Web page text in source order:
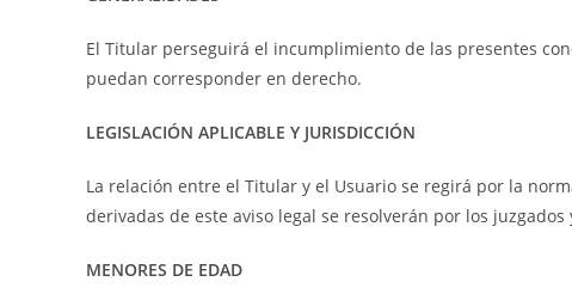
El Titular perseguirá el incumplimiento de las presentes
puedan corresponder en derecho.
LEGISLACIÓN APLICABLE Y JURISDICCIÓN
La relación entre el Titular y el Usuario se regirá por la
derivadas de este aviso legal se resolverán por los
MENORES DE EDAD